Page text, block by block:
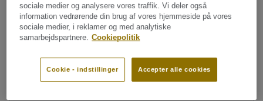
Efternavn*
sociale medier og analysere vores traffik. Vi deler også
information vedrørende din brug af vores hjemmeside på vores
sociale medier, i reklamer og med analytiske
samarbejdspartnere. Cookiepolitik
Accepter alle cookies
Cookie - indstillinger